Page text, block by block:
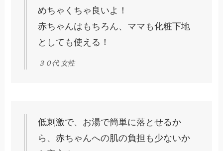
めちゃくちゃ良いよ！
赤ちゃんはもちろん、ママも化粧下地
としても使える！
３０代 女性
低刺激で、お湯で簡単に落とせるか
ら、赤ちゃんへの肌の負担も少ないか